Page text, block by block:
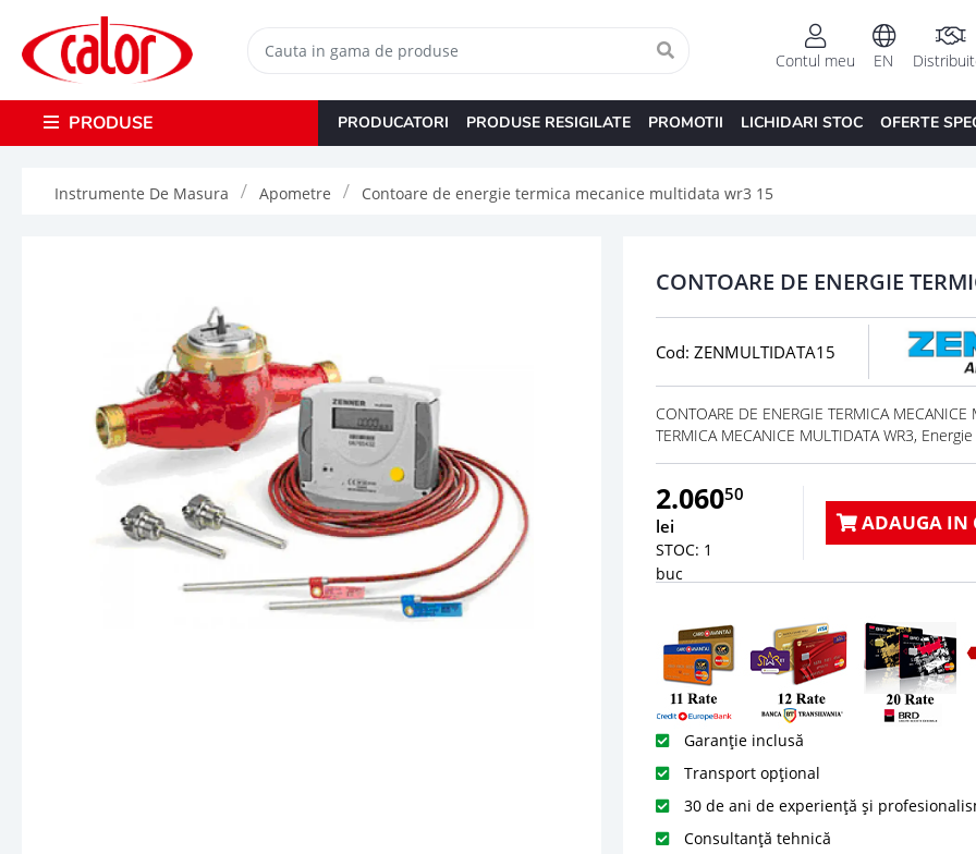
EN
Contul meu
PRODUSE PRODUCATORI PRODUSE RESIGILATE PROMOTII LICHIDARI STOC OFERTE
Instrumente De Masura Apometre Contoare de energie termica mecanice multidata wr3 15
CONTOARE DE ENERGIE
Cod: ZENMULTIDATA15
CONTOARE DE ENERGIE TERMICA
TERMICA MECANICE MULTIDATA WR3,
2.06050
lei
STOC: 1
buc
ADAUGA IN
Garanție inclusă
Transport opțional
30 de ani de experiență și
Consultanță tehnică